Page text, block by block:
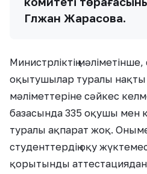
Гүлжан Жарасова.
Министрліктің
оқытушылар туралы
мәліметтеріне сәйкес
базасында 335 оқушы мен
туралы ақпарат жоқ.
студенттердің оқу
қорытынды аттестациядан